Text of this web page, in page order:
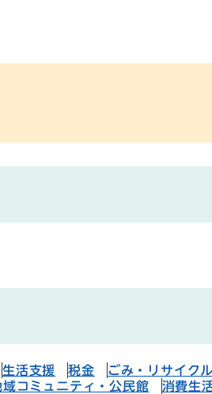
生活支援 税金 ごみ・リサイクル
域コミュニティ・公民館 消費生